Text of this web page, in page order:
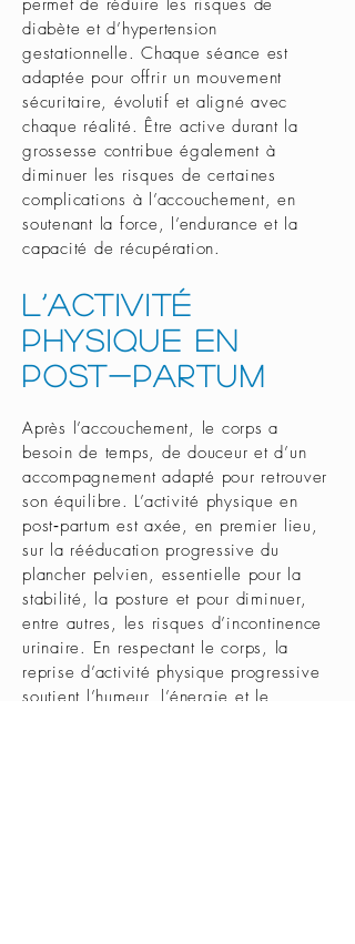
diabète et d’hypertension
gestationnelle. Chaque séance est
adaptée pour offrir un mouvement
sécuritaire, évolutif et aligné avec
chaque réalité. Être active durant la
grossesse contribue également à
diminuer les risques de certaines
complications à l’accouchement, en
soutenant la force, l’endurance et la
capacité de récupération.
L’activité
physique en
post-partum
Après l’accouchement, le corps a
besoin de temps, de douceur et d’un
accompagnement adapté pour retrouver
son équilibre. L’activité physique en
post‑partum est axée, en premier lieu,
sur la rééducation progressive du
plancher pelvien, essentielle pour la
stabilité, la posture et pour diminuer,
entre autres, les risques d’incontinence
urinaire. En respectant le corps, la
reprise d’activité physique progressive
soutient l’humeur, l’énergie et le